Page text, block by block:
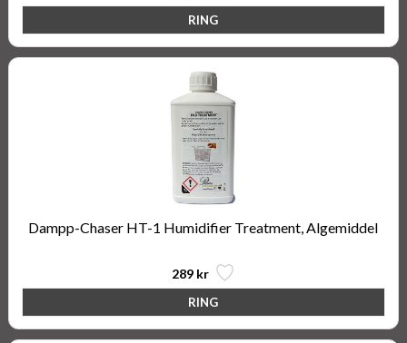
Dampp-Chaser HT-1 Humidifier Treatment, Algemiddel
289 kr